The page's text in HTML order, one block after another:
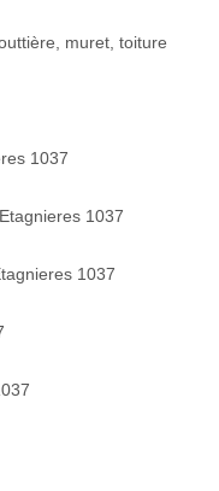
muret, toiture
1037
1037
1037